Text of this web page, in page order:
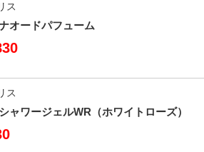
ス
オードパフューム
ス
ャワージェルWR（ホワイトローズ）